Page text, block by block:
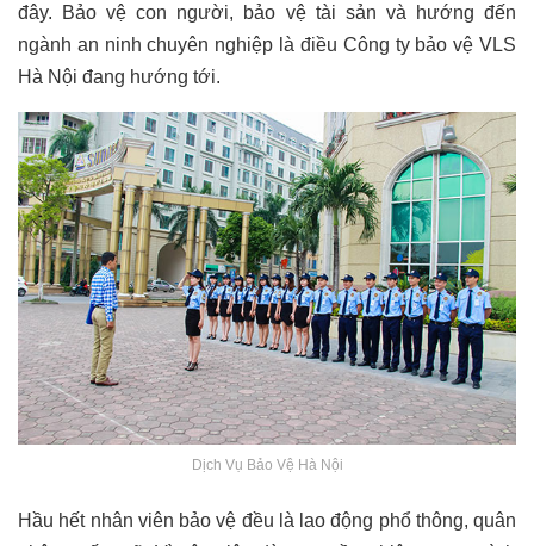
đây. Bảo vệ con người, bảo vệ tài sản và hướng đến
ngành an ninh chuyên nghiệp là điều Công ty bảo vệ VLS
Hà Nội đang hướng tới.
Dịch Vụ Bảo Vệ Hà Nội
Hầu hết nhân viên bảo vệ đều là lao động phổ thông, quân